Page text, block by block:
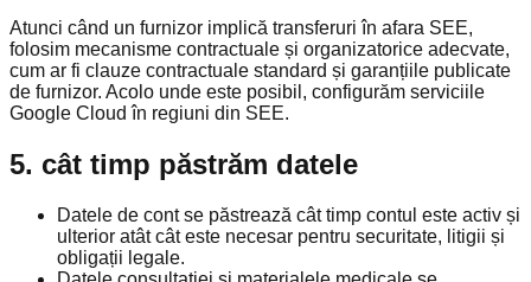
Atunci când un furnizor implică transferuri în afara SEE,
folosim mecanisme contractuale și organizatorice adecvate,
cum ar fi clauze contractuale standard și garanțiile publicate
de furnizor. Acolo unde este posibil, configurăm serviciile
Google Cloud în regiuni din SEE.
5. cât timp păstrăm datele
Datele de cont se păstrează cât timp contul este activ și
ulterior atât cât este necesar pentru securitate, litigii și
obligații legale.